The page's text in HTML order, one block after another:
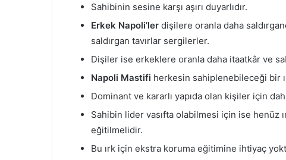
Sahibinin sesine karşı aşırı duyarlıdır.
Erkek Napoli’ler dişilere oranla daha
saldırgan tavırlar sergilerler.
Dişiler ise erkeklere oranla daha itaatkâr ve
Napoli Mastifi herkesin sahiplenebileceği bir
Dominant ve kararlı yapıda olan kişiler için
Sahibin lider vasıfta olabilmesi için ise henüz
eğitilmelidir.
Bu ırk için ekstra koruma eğitimine ihtiyaç